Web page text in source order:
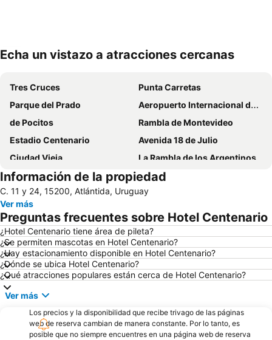
Echa un vistazo a atracciones cercanas
Tres Cruces
Punta Carretas
Parque del Prado
Aeropuerto Internacional de Carrasco General Cesáreo L. Berisso
de Pocitos
Rambla de Montevideo
Estadio Centenario
Avenida 18 de Julio
Ciudad Vieja
La Rambla de los Argentinos
Portones Shopping
Montevideo Shopping
Parque Rodó
Parque y Reserva de Pan de Azúcar
Playa Buceo
Plaza Independencia
Feria de Tristán Narvaja
Palacio Legislativo
Club de Golf del Uruguay
Palacio Salvo
Hipódromo Nacional de Maroñas
La Carreta
Villa Biarritz
Puerto de Montevideo
Ramírez
Playa Honda
Centro Cultural Florencio Sánchez
Yacht Club Uruguayo
Museo Egipcio de la Sociedad Uruguaya de Egiptologia
Información de la propiedad
C. 11 y 24, 15200, Atlántida, Uruguay
Ver más
Preguntas frecuentes sobre Hotel Centenario
¿Hotel Centenario tiene área de pileta?
¿Se permiten mascotas en Hotel Centenario?
¿Hay estacionamiento disponible en Hotel Centenario?
¿Dónde se ubica Hotel Centenario?
¿Qué atracciones populares están cerca de Hotel Centenario?
Ver más
Los precios y la disponibilidad que recibe trivago de las páginas
web de reserva cambian de manera constante. Por lo tanto, es
posible que no siempre encuentres en una página web de reserva